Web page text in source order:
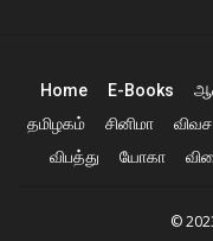
Home E-Books
தமிழகம்
சினிமா
விபத்து
யோகா
©